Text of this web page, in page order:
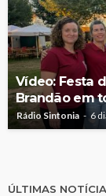
Vídeo: Festa
Brandão em
Rádio Sintonia 6
ÚLTIMAS